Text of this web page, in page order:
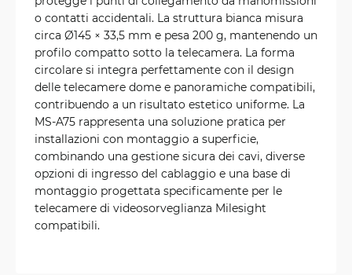
o contatti accidentali. La struttura bianca misura
circa Ø145 × 33,5 mm e pesa 200 g, mantenendo un
profilo compatto sotto la telecamera. La forma
circolare si integra perfettamente con il design
delle telecamere dome e panoramiche compatibili,
contribuendo a un risultato estetico uniforme. La
MS-A75 rappresenta una soluzione pratica per
installazioni con montaggio a superficie,
combinando una gestione sicura dei cavi, diverse
opzioni di ingresso del cablaggio e una base di
montaggio progettata specificamente per le
telecamere di videosorveglianza Milesight
compatibili.